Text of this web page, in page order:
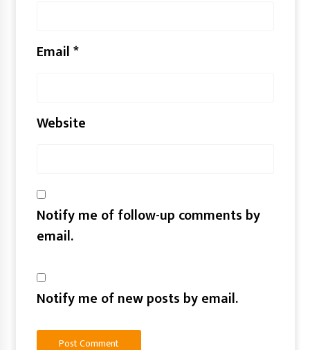
Email*
Website
Notify me of follow-up comments by
email.
Notify me of new posts by email.